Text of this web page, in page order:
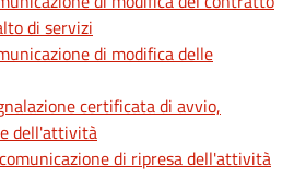
di servizi
di modifica delle
certificata di avvio,
dell'attività
di ripresa dell'attività